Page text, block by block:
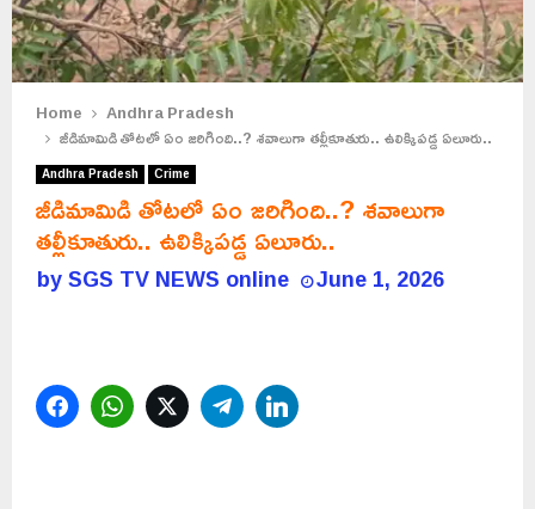
Home
Andhra Pradesh
జీడిమామిడి తోటలో ఏం జరిగింది..? శవాలుగా తల్లీకూతురు.. ఉలిక్కిపడ్డ ఏలూరు..
Andhra Pradesh Crime
జీడిమామిడి తోటలో ఏం జరిగింది..? శవాలుగా
తల్లీకూతురు.. ఉలిక్కిపడ్డ ఏలూరు..
bySGS TV NEWS online June 1, 2026
FacebookWhatsAppTwitterTelegram